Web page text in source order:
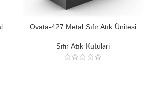
Ovata-427 Metal Sıfır Atık Ünitesi
Sıfır Atık Kutuları